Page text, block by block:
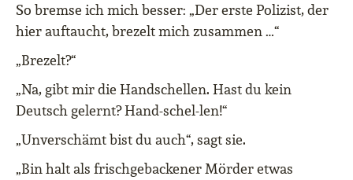
So bremse ich mich besser: „Der erste Polizist, der
hier auftaucht, brezelt mich zusammen …“
„Brezelt?“
„Na, gibt mir die Handschellen. Hast du kein
Deutsch gelernt? Hand-schel-len!“
„Unverschämt bist du auch“, sagt sie.
„Bin halt als frischgebackener Mörder etwas